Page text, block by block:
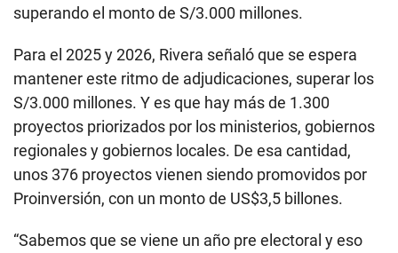
superando el monto de S/3.000 millones.
Para el 2025 y 2026, Rivera señaló que se espera
mantener este ritmo de adjudicaciones, superar los
S/3.000 millones. Y es que hay más de 1.300
proyectos priorizados por los ministerios, gobiernos
regionales y gobiernos locales. De esa cantidad,
unos 376 proyectos vienen siendo promovidos por
Proinversión, con un monto de US$3,5 billones.
“Sabemos que se viene un año pre electoral y eso